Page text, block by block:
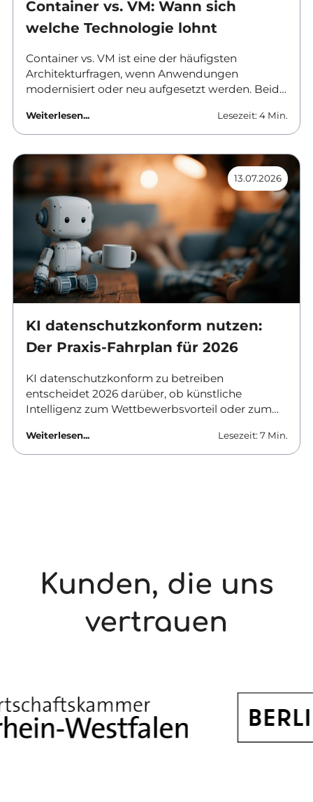
Container vs. VM: Wann sich
welche Technologie lohnt
Container vs. VM ist eine der häufigsten
Architekturfragen, wenn Anwendungen
modernisiert oder neu aufgesetzt werden. Beide
darunterliegenden Hardware, aber sie tun es auf
unterschiedlichen Ebenen und mit
unterschiedlichen Folgen für Betrieb, Sicherheit
und Kosten. Dieser Beitrag ordnet die
Unterschiede ein und nennt Kriterien für die
Auswahl.
Weiterlesen... Lesezeit: 4 Min.
13.07.2026
KI datenschutzkonform nutzen:
Der Praxis-Fahrplan für 2026
KI datenschutzkonform zu betreiben
entscheidet 2026 darüber, ob künstliche
Intelligenz zum Wettbewerbsvorteil oder zum
Unternehmen und Behörden brauchen klare
Antworten: Welche Tools sind erlaubt, was
Weiterlesen... Lesezeit: 7 Min.
Kunden, die uns
vertrauen